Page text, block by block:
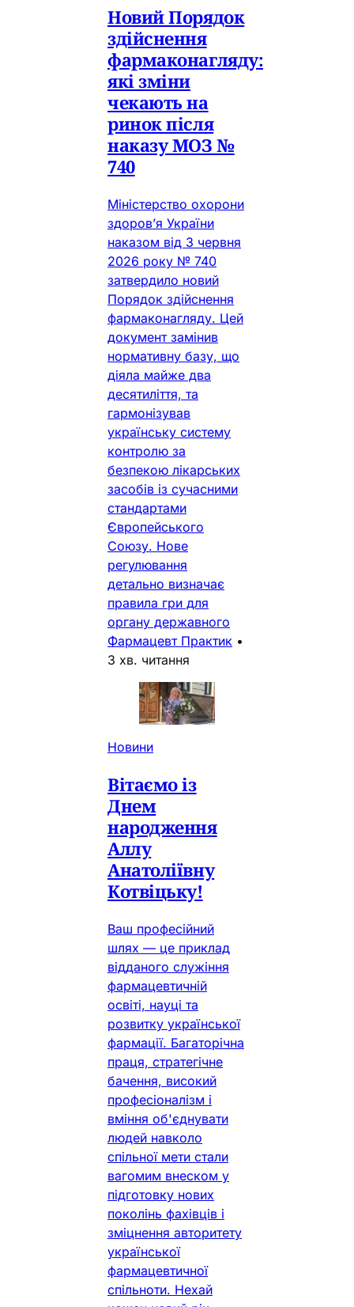
Новий Порядок
здійснення
фармаконагляду:
які зміни
чекають на
ринок після
наказу МОЗ №
740
Міністерство охорони
здоров’я України
наказом від 3 червня
2026 року № 740
затвердило новий
Порядок здійснення
фармаконагляду. Цей
документ замінив
нормативну базу, що
діяла майже два
десятиліття, та
гармонізував
українську систему
контролю за
безпекою лікарських
засобів із сучасними
стандартами
Європейського
Союзу. Нове
регулювання
детально визначає
правила гри для
органу державного
Фармацевт Практик •
3 хв. читання
Новини
Вітаємо із
Днем
народження
Аллу
Анатоліївну
Котвіцьку!
Ваш професійний
шлях — це приклад
відданого служіння
фармацевтичній
освіті, науці та
розвитку української
фармації. Багаторічна
праця, стратегічне
бачення, високий
професіоналізм і
вміння об'єднувати
людей навколо
спільної мети стали
вагомим внеском у
підготовку нових
поколінь фахівців і
зміцнення авторитету
української
фармацевтичної
спільноти. Нехай